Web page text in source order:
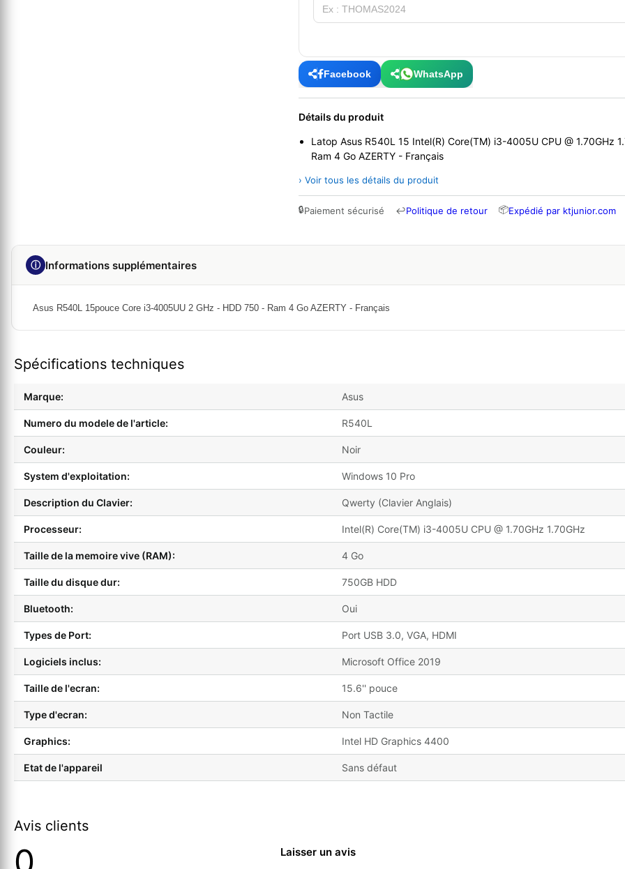
Facebook WhatsApp
Détails du produit
Latop Asus R540L 15 Intel(R) Core(TM) i3-4005U CPU @ 1.70GHz
Ram 4 Go AZERTY - Français
› Voir tous les détails du produit
🔒Paiement sécurisé ↩Politique de retour 📦Expédié par ktjunior.com
ⓘ Informations supplémentaires
Asus R540L 15pouce Core i3-4005UU 2 GHz - HDD 750 - Ram 4 Go AZERTY - Français
Spécifications techniques
Marque: Asus
Numero du modele de l'article: R540L
Couleur: Noir
System d'exploitation: Windows 10 Pro
Description du Clavier: Qwerty (Clavier Anglais)
Processeur: Intel(R) Core(TM) i3-4005U CPU @ 1.70GHz 1.70GHz
Taille de la memoire vive (RAM): 4 Go
Taille du disque dur: 750GB HDD
Bluetooth: Oui
Types de Port: Port USB 3.0, VGA, HDMI
Logiciels inclus: Microsoft Office 2019
Taille de l'ecran: 15.6'' pouce
Type d'ecran: Non Tactile
Graphics: Intel HD Graphics 4400
Etat de l'appareil Sans défaut
Avis clients
Laisser un avis